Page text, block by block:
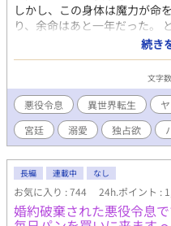
しかし、この身体は魔力が命
り、余命はあと一年だった。
ラグを回避し、誰の記憶にも
って王太子アルフレッドに
がすべての狂気の始まりだっ
るで死人のようだ。……婚約
だ消えようとするルシルの儚
ス黒い支配欲と執着に火をつ
レッドの圧倒的な拘束。 実直
才魔術師ノアの狂気的な探究
たとき、三人は神の理に逆ら
自らの命と魔力をルシルの身
約』だった――。 「君はもう
ちと共にあるんだ」 死んで逃
続き
文字
悪役令息 異世界転生
宮廷
溺愛 独占欲
長編 連載中 なし
お気に入り : 744 24h.ポイント :
婚約破棄された悪役令息